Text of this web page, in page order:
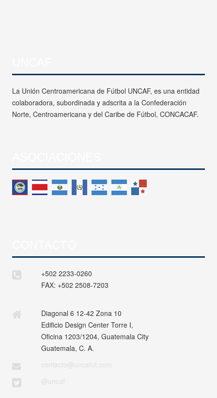
La Unión Centroamericana de Fútbol UNCAF, es una entidad
colaboradora, subordinada y adscrita a la Confederación
Norte, Centroamericana y del Caribe de Fútbol, CONCACAF.
+502 2233-0260
FAX: +502 2508-7203
Diagonal 6 12-42 Zona 10
Edificio Design Center Torre I,
Oficina 1203/1204, Guatemala City
Guatemala, C. A.
contacto@uncafut.com
@uncaf